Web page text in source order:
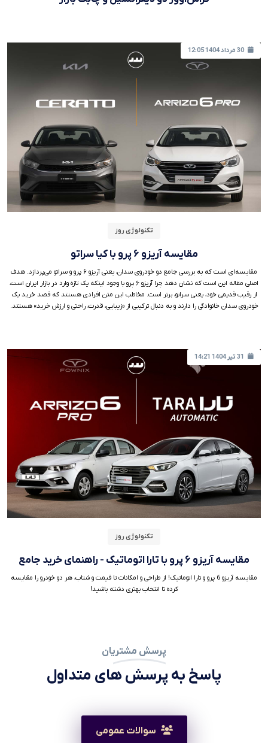
تکنولوژی روز
مقایسه آریزو ۶ پرو با کیا سراتو
مقایسه‌ای است که به بررسی جامع دو خودروی سدان، یعنی آریزو ۶ پرو و سراتو می‌پردازد. هدف
اصلی مقاله این است که نشان دهد چرا آریزو ۶ پرو با وجود اینکه یک تازه وارد در بازار ایران است،
از رقیب قدیمی خود، یعنی سراتو، برتر است. مخاطب این متن افرادی هستند که قصد خرید یک
خودروی سدان خانوادگی را دارند و به دنبال ترکیبی از «زیبایی، قدرت، راحتی و ارزش خرید» هستند.
تکنولوژی روز
مقایسه آریزو ۶ پرو با تارا اتوماتیک - راهنمای خرید جامع
مقایسه آریزو 6 پرو و تارا اتوماتیک! از طراحی و امکانات تا قیمت و شتاب، هر دو خودرو را مقایسه
کرده تا انتخاب بهتری دشته باشید!
پرسش مشتریان
پاسخ به پرسش های متداول
سوالات عمومی